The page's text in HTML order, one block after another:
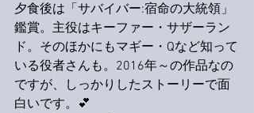
夕食後は「サバイバー:宿命の大統領」
鑑賞。主役はキーファー・サザーラン
ド。そのほかにもマギー・Qなど知って
いる役者さんも。2016年～の作品なの
ですが、しっかりしたストーリーで面
白いです。💕